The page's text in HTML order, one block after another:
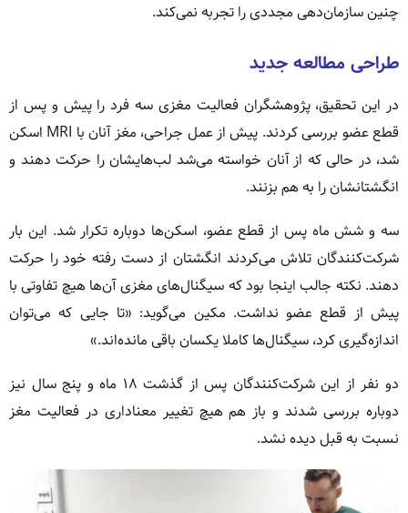
چنین سازمان‌دهی مجددی را تجربه نمی‌کند.
طراحی مطالعه جدید
در این تحقیق، پژوهشگران فعالیت مغزی سه فرد را پیش و پس از
قطع عضو بررسی کردند. پیش از عمل جراحی، مغز آنان با MRI اسکن
شد، در حالی که از آنان خواسته می‌شد لب‌هایشان را حرکت دهند و
انگشتانشان را به هم بزنند.
سه و شش ماه پس از قطع عضو، اسکن‌ها دوباره تکرار شد. این بار
شرکت‌کنندگان تلاش می‌کردند انگشتان از دست رفته خود را حرکت
دهند. نکته جالب اینجا بود که سیگنال‌های مغزی آن‌ها هیچ تفاوتی با
پیش از قطع عضو نداشت. مکین می‌گوید: «تا جایی که می‌توان
اندازه‌گیری کرد، سیگنال‌ها کاملا یکسان باقی مانده‌اند.»
دو نفر از این شرکت‌کنندگان پس از گذشت ۱۸ ماه و پنج سال نیز
دوباره بررسی شدند و باز هم هیچ تغییر معناداری در فعالیت مغز
نسبت به قبل دیده نشد.